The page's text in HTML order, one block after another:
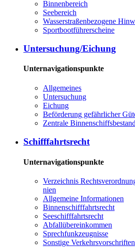
Bin­nen­be­reich
See­be­reich
Was­ser­stra­ßen­be­zo­ge­ne
Sport­boot­füh­rer­schei­ne
Un­ter­su­chung/Ei­chung
Unternavigationspunkte
All­ge­mei­nes
Un­ter­su­chung
Ei­chung
Be­för­de­rung ge­fähr­li­cher
Zen­tra­le
Schiff­fahrts­recht
Unternavigationspunkte
Ver­zeich­nis
ni­en
All­ge­mei­ne In­for­ma­tio­nen
Bin­nen­schiff­fahrts­recht
See­schiff­fahrts­recht
Ab­fall­über­ein­kom­men
Sprech­funk­zeug­nis­se
Sons­ti­ge Ver­kehrs­vor­schrif­ten